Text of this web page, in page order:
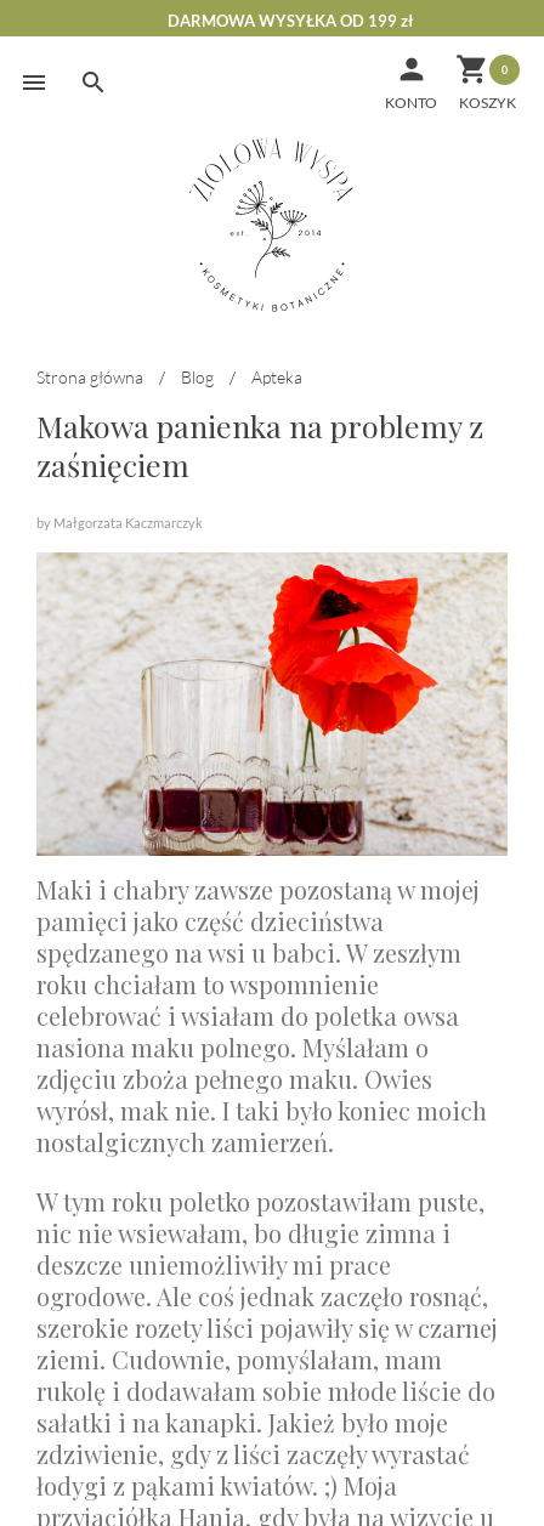
Skip
DARMOWA WYSYŁKA OD 199 zł
 0

KONTO
Strona główna / Blog / Apteka
Makowa panienka na problemy z
zaśnięciem
by Małgorzata Kaczmarczyk
Maki i chabry zawsze pozostaną w mojej
pamięci jako część dzieciństwa
spędzanego na wsi u babci. W zeszłym
roku chciałam to wspomnienie
celebrować i wsiałam do poletka owsa
nasiona maku polnego. Myślałam o
zdjęciu zboża pełnego maku. Owies
wyrósł, mak nie. I taki było koniec moich
nostalgicznych zamierzeń.
W tym roku poletko pozostawiłam puste,
nic nie wsiewałam, bo długie zimna i
deszcze uniemożliwiły mi prace
ogrodowe. Ale coś jednak zaczęło rosnąć,
szerokie rozety liści pojawiły się w czarnej
ziemi. Cudownie, pomyślałam, mam
rukolę i dodawałam sobie młode liście do
sałatki i na kanapki. Jakież było moje
zdziwienie, gdy z liści zaczęły wyrastać
łodygi z pąkami kwiatów. ;) Moja
przyjaciółka Hania, gdy była na wizycie u